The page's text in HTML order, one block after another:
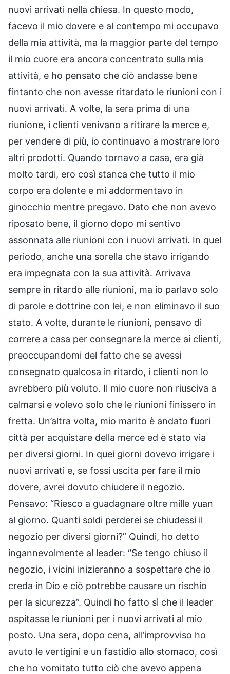
nuovi arrivati nella chiesa. In questo modo,
facevo il mio dovere e al contempo mi occupavo
della mia attività, ma la maggior parte del tempo
il mio cuore era ancora concentrato sulla mia
attività, e ho pensato che ciò andasse bene
fintanto che non avesse ritardato le riunioni con i
nuovi arrivati. A volte, la sera prima di una
riunione, i clienti venivano a ritirare la merce e,
per vendere di più, io continuavo a mostrare loro
altri prodotti. Quando tornavo a casa, era già
molto tardi, ero così stanca che tutto il mio
corpo era dolente e mi addormentavo in
ginocchio mentre pregavo. Dato che non avevo
riposato bene, il giorno dopo mi sentivo
assonnata alle riunioni con i nuovi arrivati. In quel
periodo, anche una sorella che stavo irrigando
era impegnata con la sua attività. Arrivava
sempre in ritardo alle riunioni, ma io parlavo solo
di parole e dottrine con lei, e non eliminavo il suo
stato. A volte, durante le riunioni, pensavo di
correre a casa per consegnare la merce ai clienti,
preoccupandomi del fatto che se avessi
consegnato qualcosa in ritardo, i clienti non lo
avrebbero più voluto. Il mio cuore non riusciva a
calmarsi e volevo solo che le riunioni finissero in
fretta. Un’altra volta, mio marito è andato fuori
città per acquistare della merce ed è stato via
per diversi giorni. In quei giorni dovevo irrigare i
nuovi arrivati e, se fossi uscita per fare il mio
dovere, avrei dovuto chiudere il negozio.
Pensavo: “Riesco a guadagnare oltre mille yuan
al giorno. Quanti soldi perderei se chiudessi il
negozio per diversi giorni?” Quindi, ho detto
ingannevolmente al leader: “Se tengo chiuso il
negozio, i vicini inizieranno a sospettare che io
creda in Dio e ciò potrebbe causare un rischio
per la sicurezza”. Quindi ho fatto sì che il leader
ospitasse le riunioni per i nuovi arrivati al mio
posto. Una sera, dopo cena, all’improvviso ho
avuto le vertigini e un fastidio allo stomaco, così
che ho vomitato tutto ciò che avevo appena